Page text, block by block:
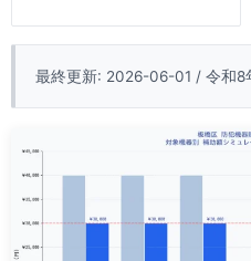
最終更新: 2026-06-01 / 令和8